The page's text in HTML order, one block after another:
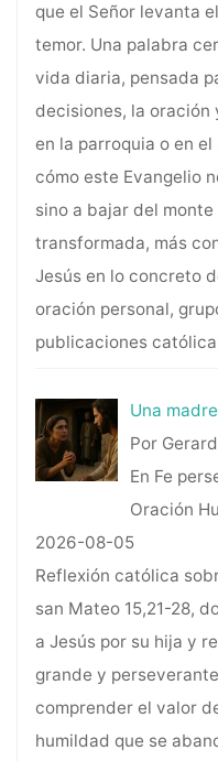
que el Señor levanta
temor. Una palabra
vida diaria, pensada
decisiones, la oración
en la parroquia o en
cómo este Evangelio
sino a bajar del
transformada, más
Jesús en lo concreto
oración personal,
publicaciones
Una
Por
En Fe
Oración
2026-08-05
Reflexión católica
san Mateo 15,21-28,
a Jesús por su hija y
grande y
comprender el valor
humildad que se